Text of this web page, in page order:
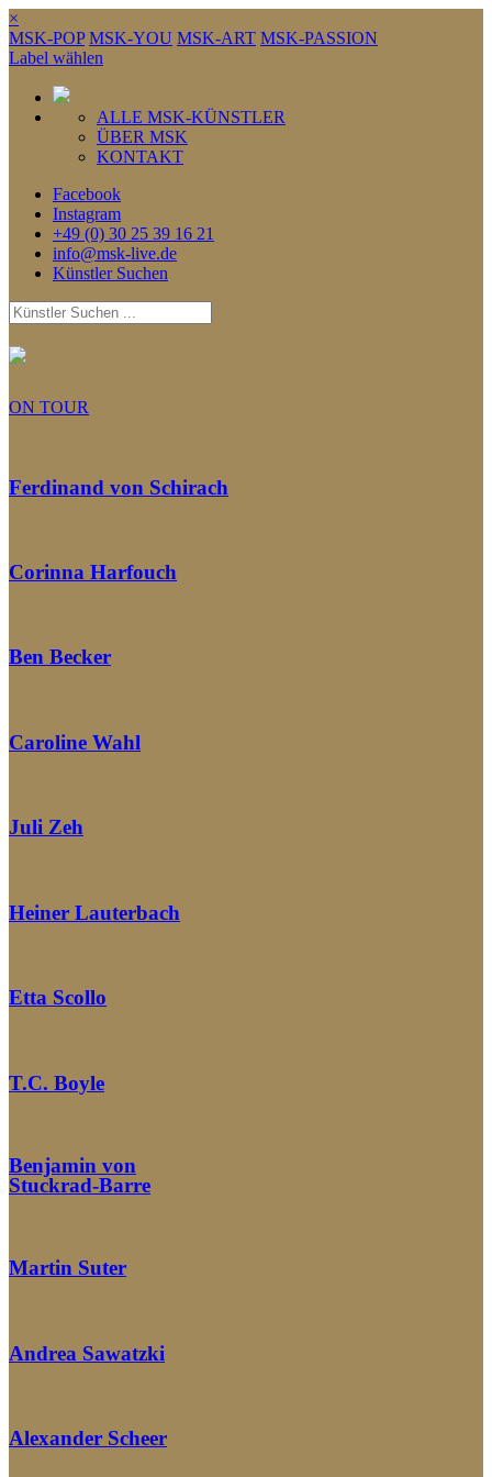
×
MSK-POP MSK-YOU MSK-ART MSK-PASSION
Label wählen
ALLE MSK-KÜNSTLER
ÜBER MSK
KONTAKT
Facebook
Instagram
+49 (0) 30 25 39 16 21
info@msk-live.de
Künstler Suchen
ON TOUR
Ferdinand von Schirach
Corinna Harfouch
Ben Becker
Caroline Wahl
Juli Zeh
Heiner Lauterbach
Etta Scollo
T.C. Boyle
Benjamin von
Stuckrad-Barre
Martin Suter
Andrea Sawatzki
Alexander Scheer